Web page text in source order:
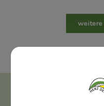
weitere